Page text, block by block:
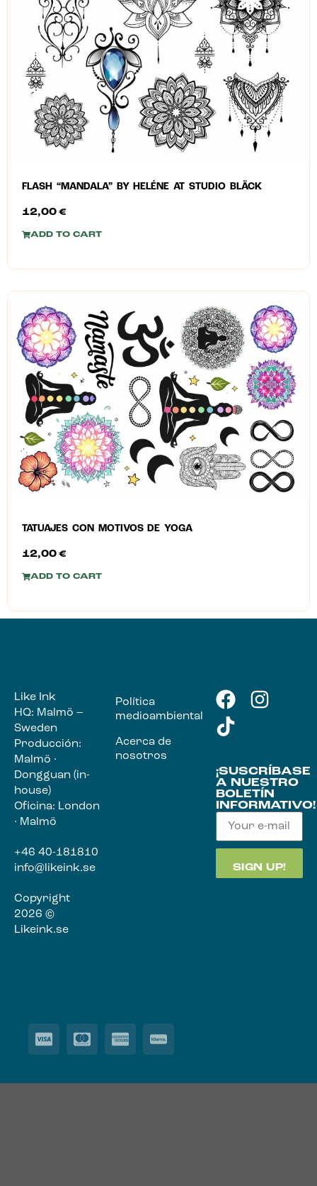
FLASH “MANDALA” BY HELÉNE AT STUDIO BLÄCK
12,00 €
ADD TO CART
TATUAJES CON MOTIVOS DE YOGA
12,00 €
ADD TO CART
Like Ink
HQ: Malmö –
Sweden
Producción:
Malmö ·
Dongguan (in-
house)
Oficina: London
· Malmö
+46 40-181810
info@likeink.se
Copyright
2026 ©
Likeink.se
Política
medioambiental
Acerca de
nosotros
¡SUSCRÍBASE
A NUESTRO
BOLETÍN
INFORMATIVO!